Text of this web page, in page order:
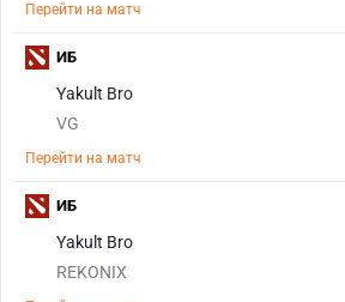
Перейти на матч
Yakult Bro
VG
Перейти на матч
ИБ
Yakult Bro
REKONIX
ИБ